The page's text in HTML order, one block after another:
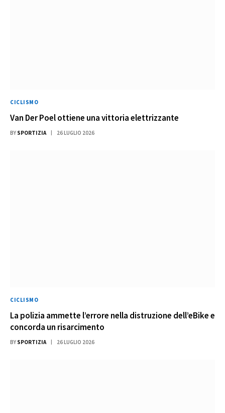
CICLISMO
Van Der Poel ottiene una vittoria elettrizzante
BY SPORTIZIA 26 LUGLIO 2026
CICLISMO
La polizia ammette l’errore nella distruzione dell’eBike e
concorda un risarcimento
BY SPORTIZIA 26 LUGLIO 2026